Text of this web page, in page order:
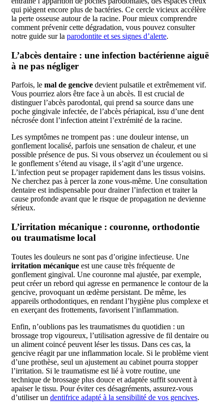
qui piègent encore plus de bactéries. Ce cercle vicieux accélère
la perte osseuse autour de la racine. Pour mieux comprendre
comment prévenir cette dégradation, vous pouvez consulter
notre guide sur la parodontite et ses signes d’alerte.
L’abcès dentaire : une infection bactérienne aiguë
à ne pas négliger
Parfois, le mal de gencive devient pulsatile et extrêmement vif.
Vous pourriez alors être face à un abcès. Il est crucial de
distinguer l’abcès parodontal, qui prend sa source dans une
poche gingivale infectée, de l’abcès périapical, issu d’une dent
nécrosée dont l’infection atteint l’extrémité de la racine.
Les symptômes ne trompent pas : une douleur intense, un
gonflement localisé, parfois une sensation de chaleur, et une
possible présence de pus. Si vous observez un écoulement ou si
le gonflement s’étend au visage, il s’agit d’une urgence.
L’infection peut se propager rapidement dans les tissus voisins.
Ne cherchez pas à percer la zone vous-même. Une consultation
dentaire est indispensable pour drainer l’infection et traiter la
cause profonde avant que le risque de propagation ne devienne
sérieux.
L’irritation mécanique : couronne, orthodontie
ou traumatisme local
Toutes les douleurs ne sont pas d’origine infectieuse. Une
irritation mécanique est une cause très fréquente de
gonflement gingival. Une couronne mal ajustée, par exemple,
peut créer un rebord qui agresse en permanence le contour de la
gencive, provoquant un œdème persistant. De même, les
appareils orthodontiques, en rendant l’hygiène plus complexe et
en exerçant des frottements, favorisent l’inflammation.
Enfin, n’oublions pas les traumatismes du quotidien : un
brossage trop vigoureux, l’utilisation agressive de fil dentaire ou
un aliment coincé peuvent léser les tissus. Dans ces cas, la
gencive réagit par une inflammation locale. Si le problème vient
d’une prothèse, seul un ajustement au cabinet pourra stopper
l’irritation. Si le traumatisme est lié à votre routine, une
technique de brossage plus douce et adaptée suffit souvent à
apaiser le tissu. Pour éviter ces désagréments, assurez-vous
d’utiliser un dentifrice adapté à la sensibilité de vos gencives.